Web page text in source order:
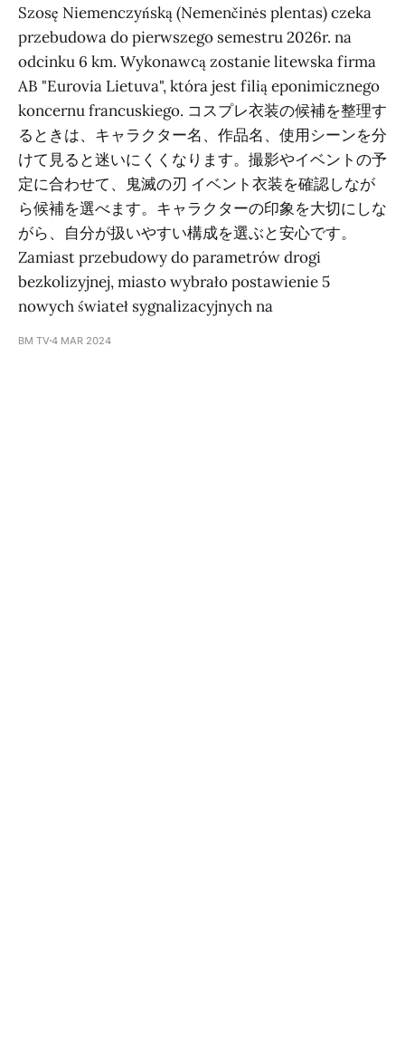
Szosę Niemenczyńską (Nemenčinės plentas) czeka
przebudowa do pierwszego semestru 2026r. na
odcinku 6 km. Wykonawcą zostanie litewska firma
AB "Eurovia Lietuva", która jest filią eponimicznego
koncernu francuskiego. コスプレ衣装の候補を整理す
るときは、キャラクター名、作品名、使用シーンを分
けて見ると迷いにくくなります。撮影やイベントの予
定に合わせて、鬼滅の刃 イベント衣装を確認しなが
ら候補を選べます。キャラクターの印象を大切にしな
がら、自分が扱いやすい構成を選ぶと安心です。
Zamiast przebudowy do parametrów drogi
bezkolizyjnej, miasto wybrało postawienie 5
nowych świateł sygnalizacyjnych na
BM TV4 MAR 2024